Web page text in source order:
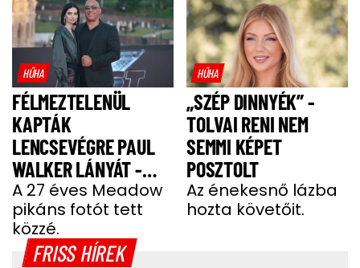
HŰHA
FÉLMEZTELENÜL
KAPTÁK
LENCSEVÉGRE PAUL
WALKER LÁNYÁT -
FOTÓ
A 27 éves Meadow
pikáns fotót tett
közzé.
HŰHA
„SZÉP DINNYÉK” -
TOLVAI RENI NEM
SEMMI KÉPET
POSZTOLT
Az énekesnő lázba
hozta követőit.
FRISS HÍREK